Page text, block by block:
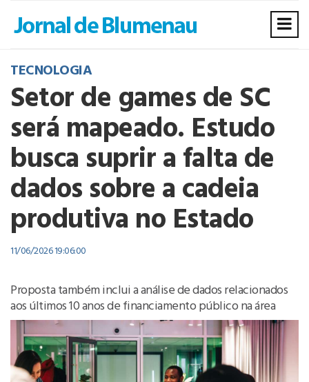
TECNOLOGIA
Setor de games de SC
será mapeado. Estudo
busca suprir a falta de
dados sobre a cadeia
produtiva no Estado
11/06/2026 19:06:00
Proposta também inclui a análise de dados relacionados
aos últimos 10 anos de financiamento público na área